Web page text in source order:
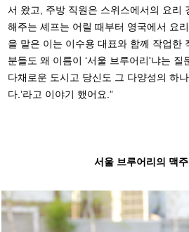
서 왔고, 주방 직원은 스위스에서의 요리
해주는 셰프는 어릴 때부터 영국에서 요
을 맡은 이는 이수용 대표와 함께 작업한
분들도 왜 이름이 ‘서울 브루어리'냐는 질
다채로운 도시고 당신도 그 다양성의 하
다.’라고 이야기 했어요.”
서울 브루어리의 맥주